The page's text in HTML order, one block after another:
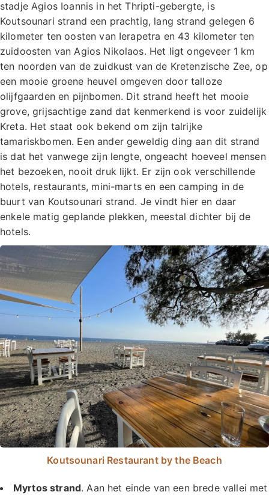
stadje Agios Ioannis in het Thripti-gebergte, is
Koutsounari strand een prachtig, lang strand gelegen 6
kilometer ten oosten van Ierapetra en 43 kilometer ten
zuidoosten van Agios Nikolaos. Het ligt ongeveer 1 km
ten noorden van de zuidkust van de Kretenzische Zee, op
een mooie groene heuvel omgeven door talloze
olijfgaarden en pijnbomen. Dit strand heeft het mooie
grove, grijsachtige zand dat kenmerkend is voor zuidelijk
Kreta. Het staat ook bekend om zijn talrijke
tamariskbomen. Een ander geweldig ding aan dit strand
is dat het vanwege zijn lengte, ongeacht hoeveel mensen
het bezoeken, nooit druk lijkt. Er zijn ook verschillende
hotels, restaurants, mini-marts en een camping in de
buurt van Koutsounari strand. Je vindt hier en daar
enkele matig geplande plekken, meestal dichter bij de
hotels.
Koutsounari Restaurant by the Beach
Myrtos strand. Aan het einde van een brede vallei met